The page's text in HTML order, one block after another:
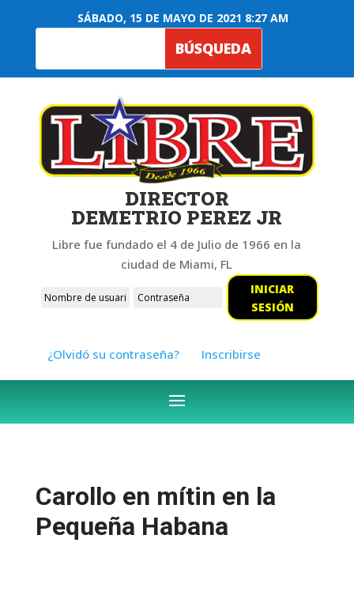
SÁBADO, 15 DE MAYO DE 2021 8:27 AM
DIRECTOR
DEMETRIO PEREZ JR
Libre fue fundado el 4 de Julio de 1966 en la
ciudad de Miami, FL
INICIAR
SESIÓN
¿Olvidó su contraseña? Inscribirse
Carollo en mítin en la
Pequeña Habana